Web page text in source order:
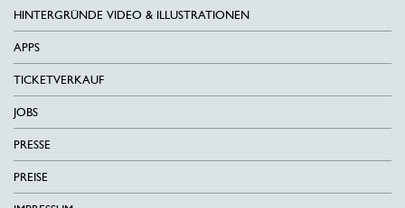
HINTERGRÜNDE VIDEO & ILLUSTRATIONEN
APPS
TICKETVERKAUF
JOBS
PRESSE
PREISE